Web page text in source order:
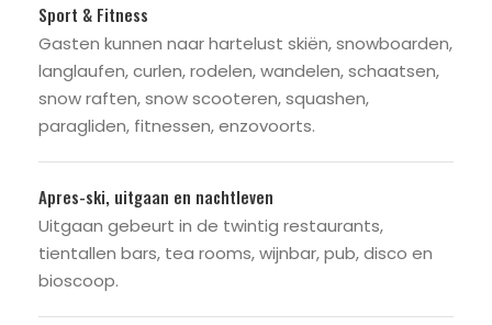
Sport & Fitness
Gasten kunnen naar hartelust skiën, snowboarden,
langlaufen, curlen, rodelen, wandelen, schaatsen,
snow raften, snow scooteren, squashen,
paragliden, fitnessen, enzovoorts.
Apres-ski, uitgaan en nachtleven
Uitgaan gebeurt in de twintig restaurants,
tientallen bars, tea rooms, wijnbar, pub, disco en
bioscoop.